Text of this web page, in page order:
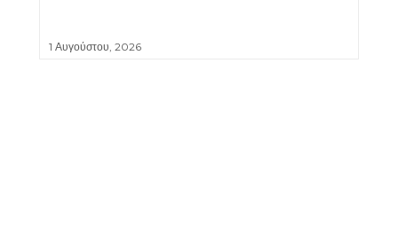
1 Αυγούστου, 2026